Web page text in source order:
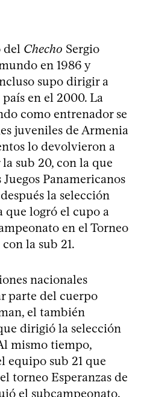
del Checho Sergio
en 1986 y
supo dirigir a
en el 2000. La
como entrenador se
juveniles de Armenia
lo devolvieron a
sub 20, con la que
Panamericanos
la selección
logró el cupo a
en el Torneo
la sub 21.
nacionales
parte del cuerpo
el también
dirigió la selección
mismo tiempo,
equipo sub 21 que
torneo Esperanzas de
el subcampeonato.